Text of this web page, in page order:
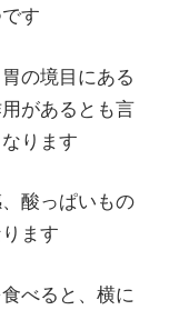
す
の境目にある
があるとも言
ります
酸っぱいもの
ます
べると、横に